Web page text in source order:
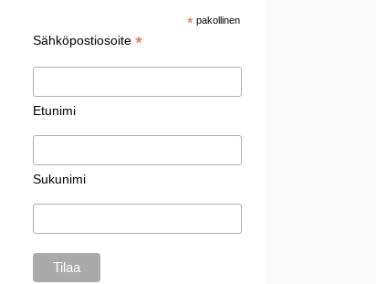
*pakollinen
Sähköpostiosoite*
Etunimi
Sukunimi